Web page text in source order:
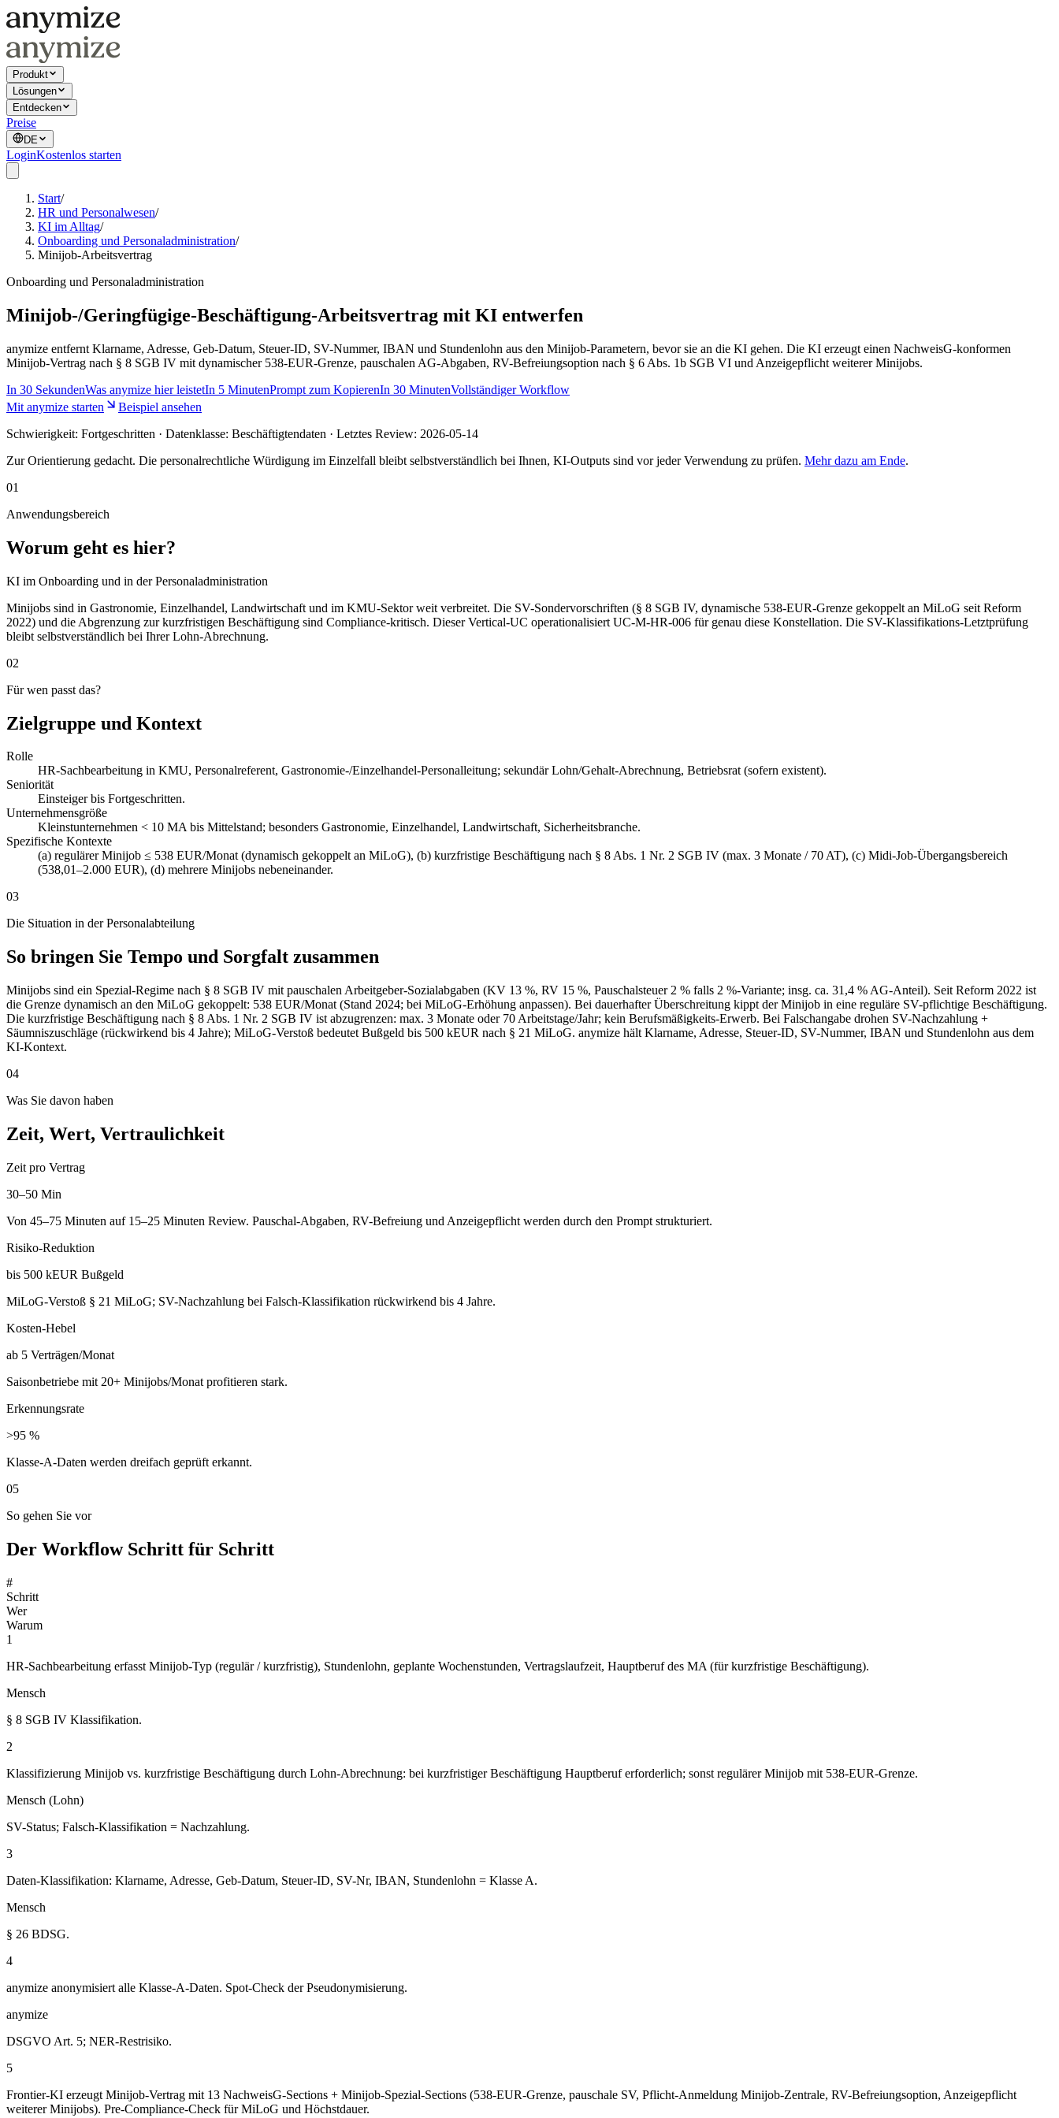
Produkt
Lösungen
Entdecken
Preise
DE
LoginKostenlos starten
Start/
HR und Personalwesen/
KI im Alltag/
Onboarding und Personaladministration/
Minijob-Arbeitsvertrag
Onboarding und Personaladministration
Minijob-/Geringfügige-Beschäftigung-Arbeitsvertrag mit KI entwerfen
anymize entfernt Klarname, Adresse, Geb-Datum, Steuer-ID, SV-Nummer, IBAN und Stundenlohn aus den Minijob-Parametern, bevor sie an die KI gehen. Die KI erzeugt einen NachweisG-konformen
Minijob-Vertrag nach § 8 SGB IV mit dynamischer 538-EUR-Grenze, pauschalen AG-Abgaben, RV-Befreiungsoption nach § 6 Abs. 1b SGB VI und Anzeigepflicht weiterer Minijobs.
In 30 SekundenWas anymize hier leistetIn 5 MinutenPrompt zum KopierenIn 30 MinutenVollständiger Workflow
Mit anymize starten
Beispiel ansehen
Schwierigkeit: Fortgeschritten · Datenklasse: Beschäftigtendaten · Letztes Review: 2026-05-14
Zur Orientierung gedacht. Die personalrechtliche Würdigung im Einzelfall bleibt selbstverständlich bei Ihnen, KI-Outputs sind vor jeder Verwendung zu prüfen. Mehr dazu am Ende.
01
Anwendungsbereich
Worum geht es hier?
KI im Onboarding und in der Personaladministration
Minijobs sind in Gastronomie, Einzelhandel, Landwirtschaft und im KMU-Sektor weit verbreitet. Die SV-Sondervorschriften (§ 8 SGB IV, dynamische 538-EUR-Grenze gekoppelt an MiLoG seit Reform
2022) und die Abgrenzung zur kurzfristigen Beschäftigung sind Compliance-kritisch. Dieser Vertical-UC operationalisiert UC-M-HR-006 für genau diese Konstellation. Die SV-Klassifikations-Letztprüfung
bleibt selbstverständlich bei Ihrer Lohn-Abrechnung.
02
Für wen passt das?
Zielgruppe und Kontext
Rolle
HR-Sachbearbeitung in KMU, Personalreferent, Gastronomie-/Einzelhandel-Personalleitung; sekundär Lohn/Gehalt-Abrechnung, Betriebsrat (sofern existent).
Seniorität
Einsteiger bis Fortgeschritten.
Unternehmensgröße
Kleinstunternehmen < 10 MA bis Mittelstand; besonders Gastronomie, Einzelhandel, Landwirtschaft, Sicherheitsbranche.
Spezifische Kontexte
(a) regulärer Minijob ≤ 538 EUR/Monat (dynamisch gekoppelt an MiLoG), (b) kurzfristige Beschäftigung nach § 8 Abs. 1 Nr. 2 SGB IV (max. 3 Monate / 70 AT), (c) Midi-Job-Übergangsbereich
(538,01–2.000 EUR), (d) mehrere Minijobs nebeneinander.
03
Die Situation in der Personalabteilung
So bringen Sie Tempo und Sorgfalt zusammen
Minijobs sind ein Spezial-Regime nach § 8 SGB IV mit pauschalen Arbeitgeber-Sozialabgaben (KV 13 %, RV 15 %, Pauschalsteuer 2 % falls 2 %-Variante; insg. ca. 31,4 % AG-Anteil). Seit Reform 2022 ist
die Grenze dynamisch an den MiLoG gekoppelt: 538 EUR/Monat (Stand 2024; bei MiLoG-Erhöhung anpassen). Bei dauerhafter Überschreitung kippt der Minijob in eine reguläre SV-pflichtige Beschäftigung.
Die kurzfristige Beschäftigung nach § 8 Abs. 1 Nr. 2 SGB IV ist abzugrenzen: max. 3 Monate oder 70 Arbeitstage/Jahr; kein Berufsmäßigkeits-Erwerb. Bei Falschangabe drohen SV-Nachzahlung +
Säumniszuschläge (rückwirkend bis 4 Jahre); MiLoG-Verstoß bedeutet Bußgeld bis 500 kEUR nach § 21 MiLoG. anymize hält Klarname, Adresse, Steuer-ID, SV-Nummer, IBAN und Stundenlohn aus dem
KI-Kontext.
04
Was Sie davon haben
Zeit, Wert, Vertraulichkeit
Zeit pro Vertrag
30–50 Min
Von 45–75 Minuten auf 15–25 Minuten Review. Pauschal-Abgaben, RV-Befreiung und Anzeigepflicht werden durch den Prompt strukturiert.
Risiko-Reduktion
bis 500 kEUR Bußgeld
MiLoG-Verstoß § 21 MiLoG; SV-Nachzahlung bei Falsch-Klassifikation rückwirkend bis 4 Jahre.
Kosten-Hebel
ab 5 Verträgen/Monat
Saisonbetriebe mit 20+ Minijobs/Monat profitieren stark.
Erkennungsrate
>95 %
Klasse-A-Daten werden dreifach geprüft erkannt.
05
So gehen Sie vor
Der Workflow Schritt für Schritt
#
Schritt
Wer
Warum
1
HR-Sachbearbeitung erfasst Minijob-Typ (regulär / kurzfristig), Stundenlohn, geplante Wochenstunden, Vertragslaufzeit, Hauptberuf des MA (für kurzfristige Beschäftigung).
Mensch
§ 8 SGB IV Klassifikation.
2
Klassifizierung Minijob vs. kurzfristige Beschäftigung durch Lohn-Abrechnung: bei kurzfristiger Beschäftigung Hauptberuf erforderlich; sonst regulärer Minijob mit 538-EUR-Grenze.
Mensch (Lohn)
SV-Status; Falsch-Klassifikation = Nachzahlung.
3
Daten-Klassifikation: Klarname, Adresse, Geb-Datum, Steuer-ID, SV-Nr, IBAN, Stundenlohn = Klasse A.
Mensch
§ 26 BDSG.
4
anymize anonymisiert alle Klasse-A-Daten. Spot-Check der Pseudonymisierung.
anymize
DSGVO Art. 5; NER-Restrisiko.
5
Frontier-KI erzeugt Minijob-Vertrag mit 13 NachweisG-Sections + Minijob-Spezial-Sections (538-EUR-Grenze, pauschale SV, Pflicht-Anmeldung Minijob-Zentrale, RV-Befreiungsoption, Anzeigepflicht
weiterer Minijobs). Pre-Compliance-Check für MiLoG und Höchstdauer.